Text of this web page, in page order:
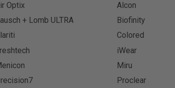
Optix Alcon
+ Lomb ULTRA Biofinity
Colored
iWear
Miru
Proclear